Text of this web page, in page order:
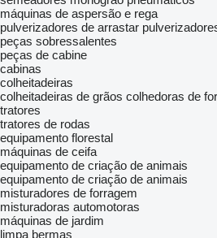
máquinas de aspersão e rega
pulverizadores de arrastar
peças sobressalentes
peças de cabine
cabinas
colheitadeiras
colheitadeiras de grãos colhedoras de
tratores
tratores de rodas
equipamento florestal
máquinas de ceifa
equipamento de criação de animais
equipamento de criação de animais
misturadores de forragem
misturadoras automotoras
máquinas de jardim
limpa bermas